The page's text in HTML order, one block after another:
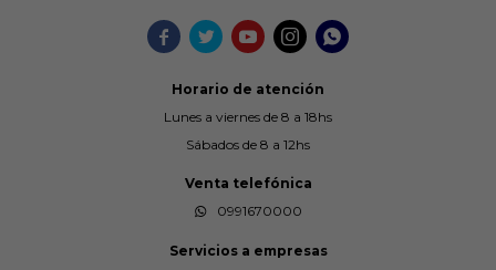
    
Horario de atención
Lunes a viernes de 8 a 18hs
Sábados de 8 a 12hs
Venta telefónica
0991670000
Servicios a empresas